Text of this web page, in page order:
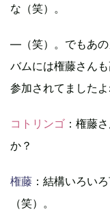
な（笑）。
―（笑）。でもあの
バムには権藤さん
参加されてましたよ
コトリンゴ ：権藤
か？
権藤 ：結構いろい
（笑）。